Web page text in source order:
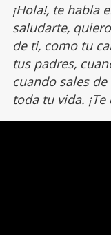
¡Hola!, te habla
saludarte,
de ti, como tu
tus padres,
cuando sales
toda tu vida.